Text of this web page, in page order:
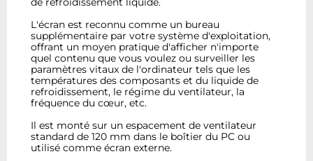
L'écran est reconnu comme un bureau
supplémentaire par votre système d'exploitation,
offrant un moyen pratique d'afficher n'importe
quel contenu que vous voulez ou surveiller les
paramètres vitaux de l'ordinateur tels que les
températures des composants et du liquide de
refroidissement, le régime du ventilateur, la
fréquence du cœur, etc.
Il est monté sur un espacement de ventilateur
standard de 120 mm dans le boîtier du PC ou
utilisé comme écran externe.